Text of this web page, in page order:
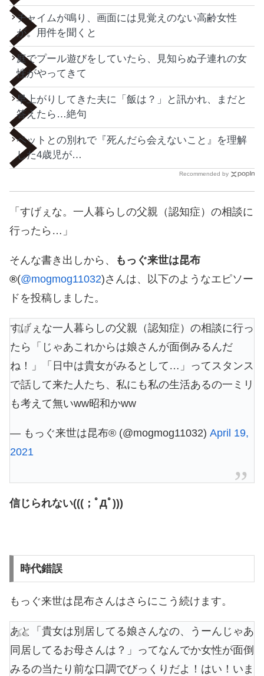
チャイムが鳴り、画面には見覚えのない高齢女性
が。用件を聞くと
庭でプール遊びをしていたら、見知らぬ子連れの女
性がやってきて
早上がりしてきた夫に「飯は？」と訊かれ、まだと
答えたら…絶句
ペットとの別れで『死んだら会えないこと』を理解
した4歳児が…
Recommended by
「すげぇな。一人暮らしの父親（認知症）の相談に
行ったら…」
そんな書き出しから、
もっぐ来世は昆布
®︎(@mogmog11032)さんは、以下のようなエピソー
ドを投稿しました。
すげぇな一人暮らしの父親（認知症）の相談に行っ
たら「じゃあこれからは娘さんが面倒みるんだ
ね！」「日中は貴女がみるとして…」ってスタンス
で話して来た人たち、私にも私の生活あるの一ミリ
も考えて無いww昭和かww
— もっぐ来世は昆布®︎ (@mogmog11032) April 19,
2021
信じられない(((；ﾟДﾟ)))
時代錯誤
もっぐ来世は昆布さんはさらにこう続けます。
あと「貴女は別居してる娘さんなの、うーんじゃあ
同居してるお母さんは？」ってなんでか女性が面倒
みるの当たり前な口調でびっくりだよ！はい！いま